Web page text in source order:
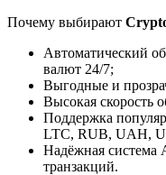
Почему выбирают
Автоматический
валют 24/7;
Выгодные и
Высокая скорость
Поддержка
LTC, RUB, UAH,
Надёжная система
транзакций.